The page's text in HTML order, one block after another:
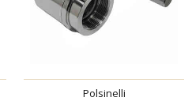
Polsinelli